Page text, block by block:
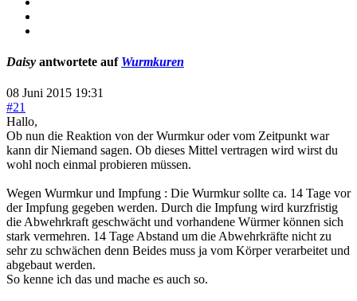
Daisy antwortete auf Wurmkuren
08 Juni 2015 19:31
#21
Hallo,
Ob nun die Reaktion von der Wurmkur oder vom Zeitpunkt war
kann dir Niemand sagen. Ob dieses Mittel vertragen wird wirst du
wohl noch einmal probieren müssen.
Wegen Wurmkur und Impfung : Die Wurmkur sollte ca. 14 Tage vor
der Impfung gegeben werden. Durch die Impfung wird kurzfristig
die Abwehrkraft geschwächt und vorhandene Würmer können sich
stark vermehren. 14 Tage Abstand um die Abwehrkräfte nicht zu
sehr zu schwächen denn Beides muss ja vom Körper verarbeitet und
abgebaut werden.
So kenne ich das und mache es auch so.